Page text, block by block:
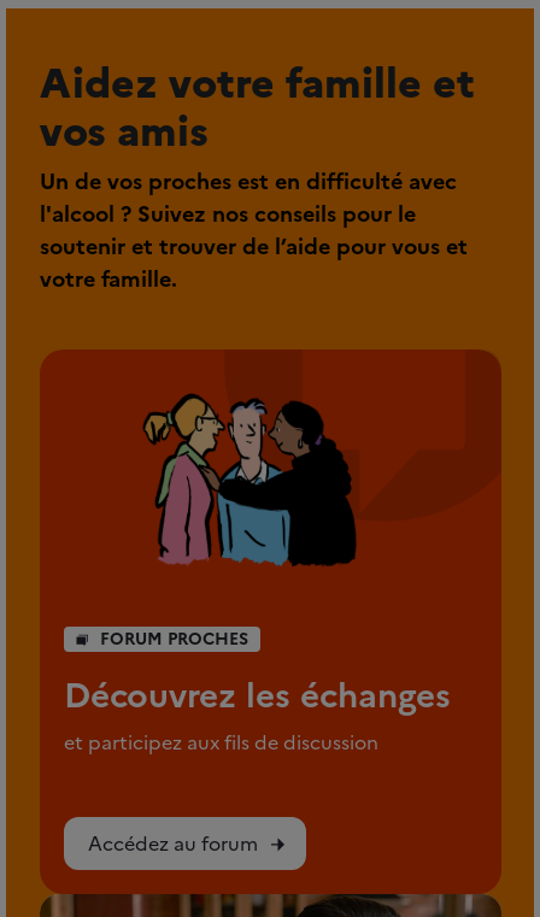
Aidez votre famille et
vos amis
Un de vos proches est en difficulté avec
l'alcool ? Suivez nos conseils pour le
soutenir et trouver de l’aide pour vous et
votre famille.
FORUM PROCHES
Découvrez les échanges
et participez aux fils de discussion
Accédez au forum